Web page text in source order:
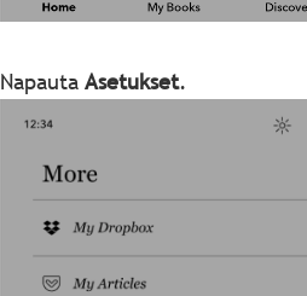
Napauta Asetukset.